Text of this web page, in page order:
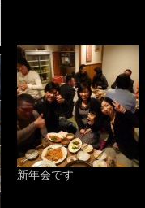
新年会です